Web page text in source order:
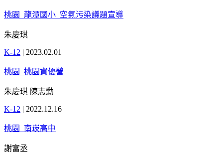
桃園_龍潭國小_空氣污染議題宣導
朱慶琪
K-12 | 2023.02.01
桃園_桃園資優營
朱慶琪 陳志勳
K-12 | 2022.12.16
桃園_南崁高中
謝富丞